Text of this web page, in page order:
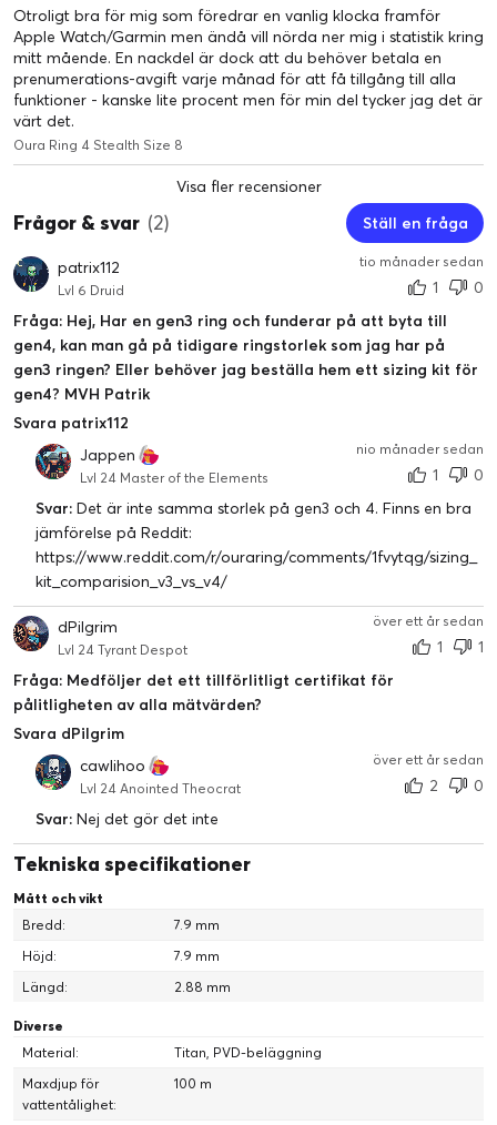
Få exklusiv tillgång till vägledning som blir allt mer skräddarsydd
med tiden. Bli medlem för €5,99 EUR/månad eller €69,99 EUR/
år - och nya medlemmar får sin första månad gratis**.
Sömn
Sömnresultat
Svaret på "hur sov du inatt?" Din poäng baseras på din totala
sömn, hjärtfrekvensvariabilitet (HRV), nattrörelser,
sömnregelbundenhet och mer.
Otroligt bra för mig som föredrar en vanlig klocka framför
Apple Watch/Garmin men ändå vill nörda ner mig i statistik kring
mitt mående. En nackdel är dock att du behöver betala en
prenumerations-avgift varje månad för att få tillgång till alla
funktioner - kanske lite procent men för min del tycker jag det är
värt det.
Oura Ring 4 Stealth Size 8
Visa fler recensioner
Frågor & svar (2) Ställ en fråga
patrix112
Lvl 6 Druid
tio månader sedan
1
0
Fråga: Hej, Har en gen3 ring och funderar på att byta till
gen4, kan man gå på tidigare ringstorlek som jag har på
gen3 ringen? Eller behöver jag beställa hem ett sizing kit för
gen4? MVH Patrik
Svara patrix112
Jappen
Lvl 24 Master of the Elements
nio månader sedan
1
0
Svar: Det är inte samma storlek på gen3 och 4. Finns en bra
jämförelse på Reddit:
https://www.reddit.com/r/ouraring/comments/1fvytqg/sizing_
kit_comparision_v3_vs_v4/
dPilgrim
Lvl 24 Tyrant Despot
över ett år sedan
1
1
Fråga: Medföljer det ett tillförlitligt certifikat för
pålitligheten av alla mätvärden?
Svara dPilgrim
cawlihoo
Lvl 24 Anointed Theocrat
över ett år sedan
2
0
Svar: Nej det gör det inte
Tekniska specifikationer
Mått och vikt
Bredd:
7.9 mm
Höjd:
7.9 mm
Längd:
2.88 mm
Diverse
Material:
Titan, PVD-beläggning
Maxdjup för
vattentålighet:
100 m